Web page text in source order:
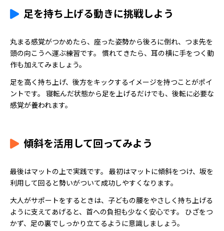
足を持ち上げる動きに挑戦しよう
丸まる感覚がつかめたら、座った姿勢から後ろに倒れ、つま先を
頭の向こうへ運ぶ練習です。 慣れてきたら、耳の横に手をつく動
作も加えてみましょう。
足を高く持ち上げ、後方をキックするイメージを持つことがポイ
ントです。 寝転んだ状態から足を上げるだけでも、後転に必要な
感覚が養われます。
傾斜を活用して回ってみよう
最後はマットの上で実践です。 最初はマットに傾斜をつけ、坂を
利用して回ると勢いがついて成功しやすくなります。
大人がサポートをするときは、子どもの腰をやさしく持ち上げる
ように支えてあげると、首への負担も少なく安心です。 ひざをつ
かず、足の裏でしっかり立てるように意識しましょう。